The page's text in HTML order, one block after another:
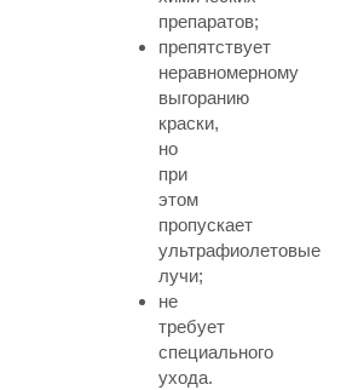
препаратов;
препятствует
неравномерному
выгоранию
краски,
но
при
этом
пропускает
ультрафиолетовые
лучи;
не
требует
специального
ухода.